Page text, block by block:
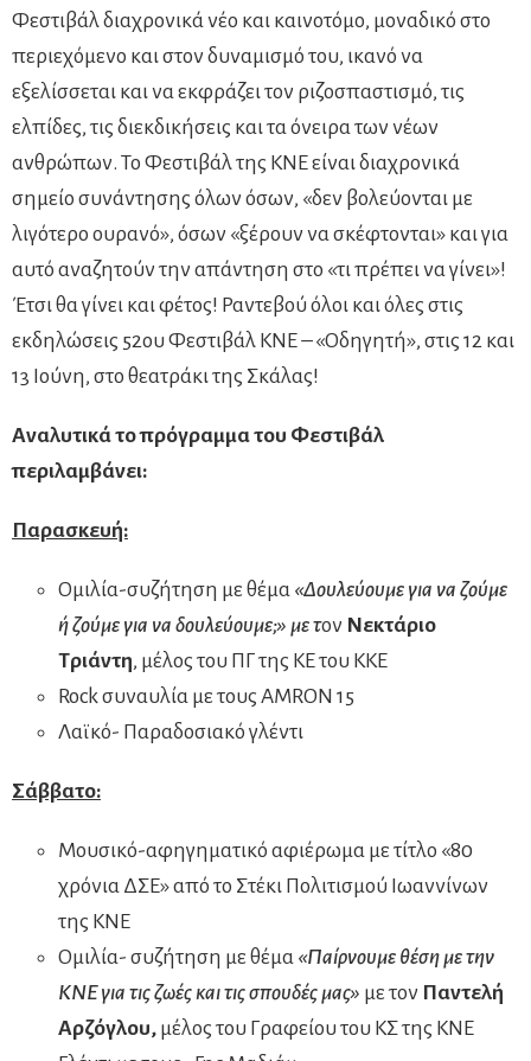
Φεστιβάλ διαχρονικά νέο και καινοτόμο, μοναδικό στο
περιεχόμενο και στον δυναμισμό του, ικανό να
εξελίσσεται και να εκφράζει τον ριζοσπαστισμό, τις
ελπίδες, τις διεκδικήσεις και τα όνειρα των νέων
ανθρώπων. Το Φεστιβάλ της ΚΝΕ είναι διαχρονικά
σημείο συνάντησης όλων όσων, «δεν βολεύονται με
λιγότερο ουρανό», όσων «ξέρουν να σκέφτονται» και για
αυτό αναζητούν την απάντηση στο «τι πρέπει να γίνει»!
Έτσι θα γίνει και φέτος! Ραντεβού όλοι και όλες στις
εκδηλώσεις 52ου Φεστιβάλ ΚΝΕ – «Οδηγητή», στις 12 και
13 Ιούνη, στο θεατράκι της Σκάλας!
Αναλυτικά το πρόγραμμα του Φεστιβάλ
περιλαμβάνει:
Παρασκευή:
Ομιλία-συζήτηση με θέμα «Δουλεύουμε για να ζούμε
ή ζούμε για να δουλεύουμε;» με τον Νεκτάριο
Τριάντη, μέλος του ΠΓ της ΚΕ του ΚΚΕ
Rock συναυλία με τους AMRON 15
Λαϊκό- Παραδοσιακό γλέντι
Σάββατο:
Μουσικό-αφηγηματικό αφιέρωμα με τίτλο «80
χρόνια ΔΣΕ» από το Στέκι Πολιτισμού Ιωαννίνων
της ΚΝΕ
Ομιλία- συζήτηση με θέμα «Παίρνουμε θέση με την
ΚΝΕ για τις ζωές και τις σπουδές μας» με τον Παντελή
Αρζόγλου, μέλος του Γραφείου του ΚΣ της ΚΝΕ